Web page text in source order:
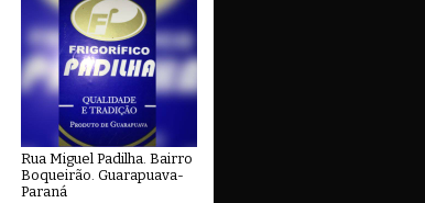
Rua Miguel Padilha. Bairro
Boqueirão. Guarapuava-
Paraná